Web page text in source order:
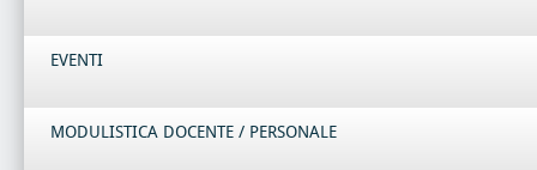
EVENTI
MODULISTICA DOCENTE / PERSONALE